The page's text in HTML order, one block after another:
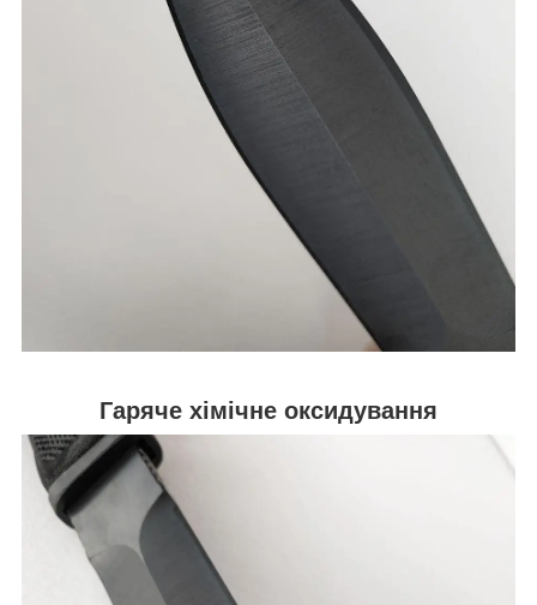
Гаряче хімічне оксидування